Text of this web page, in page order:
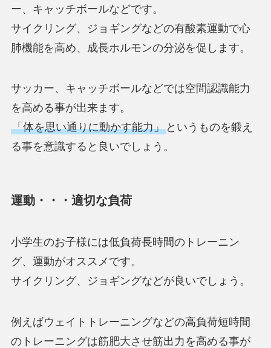
ー、キャッチボールなどです。
サイクリング、ジョギングなどの有酸素運動で心
肺機能を高め、成長ホルモンの分泌を促します。
サッカー、キャッチボールなどでは空間認識能力
を高める事が出来ます。
「体を思い通りに動かす能力」というものを鍛え
る事を意識すると良いでしょう。
運動・・・適切な負荷
小学生のお子様には低負荷長時間のトレーニン
グ、運動がオススメです。
サイクリング、ジョギングなどが良いでしょう。
例えばウェイトトレーニングなどの高負荷短時間
のトレーニングは筋肥大させ筋出力を高める事が